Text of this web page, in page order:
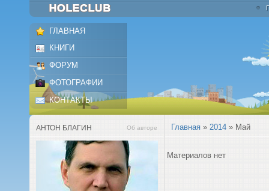
ГЛАВНАЯ
КНИГИ
ФОРУМ
ФОТОГРАФИИ
КОНТАКТЫ
АНТОН БЛАГИН Об авторе Главная » 2014 » Май
Материалов нет